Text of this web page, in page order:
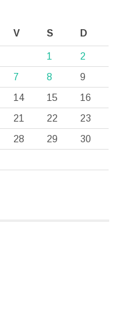
V S D
1
2
7 8
9
14 15
16
21 22
23
28 29
30